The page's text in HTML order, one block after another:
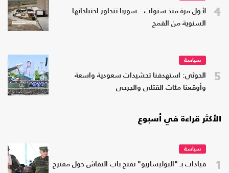
4
لأول مرة منذ سنوات.. سوريا تتجاوز احتياجاتها
السنوية من القمح
5
سياسة
الحوثي: استهدفنا تحشيدات سعودية واسعة
وأوقعنا مئات القتلى والجرحى
الأكثر قراءة في أسبوع
1
سياسة
قيادات بـ "البوليساريو" تفتح باب النقاش حول مقترح